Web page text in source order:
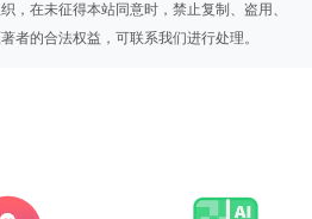
，在未征得本站同意时，禁止复制、盗用、
者的合法权益，可联系我们进行处理。